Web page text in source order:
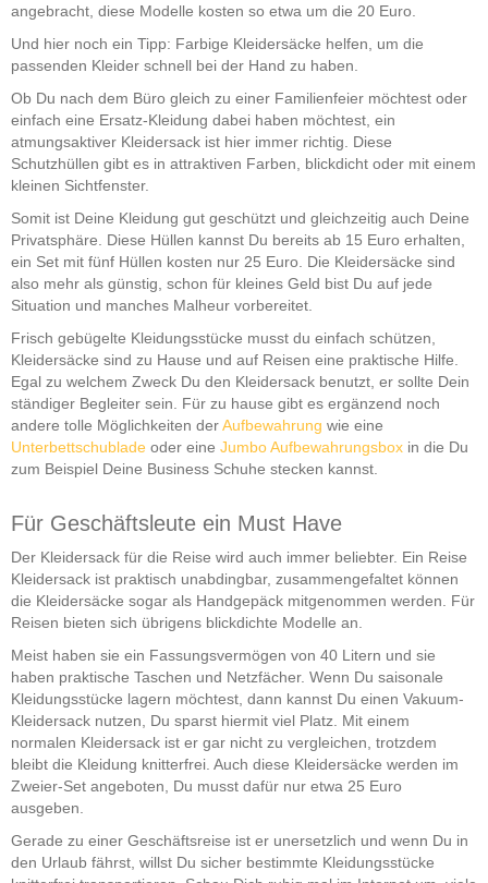
angebracht, diese Modelle kosten so etwa um die 20 Euro.
Und hier noch ein Tipp: Farbige Kleidersäcke helfen, um die
passenden Kleider schnell bei der Hand zu haben.
Ob Du nach dem Büro gleich zu einer Familienfeier möchtest oder
einfach eine Ersatz-Kleidung dabei haben möchtest, ein
atmungsaktiver Kleidersack ist hier immer richtig. Diese
Schutzhüllen gibt es in attraktiven Farben, blickdicht oder mit einem
kleinen Sichtfenster.
Somit ist Deine Kleidung gut geschützt und gleichzeitig auch Deine
Privatsphäre. Diese Hüllen kannst Du bereits ab 15 Euro erhalten,
ein Set mit fünf Hüllen kosten nur 25 Euro. Die Kleidersäcke sind
also mehr als günstig, schon für kleines Geld bist Du auf jede
Situation und manches Malheur vorbereitet.
Frisch gebügelte Kleidungsstücke musst du einfach schützen,
Kleidersäcke sind zu Hause und auf Reisen eine praktische Hilfe.
Egal zu welchem Zweck Du den Kleidersack benutzt, er sollte Dein
ständiger Begleiter sein. Für zu hause gibt es ergänzend noch
andere tolle Möglichkeiten derAufbewahrung wie eine
Unterbettschublade oder eine Jumbo Aufbewahrungsbox in die Du
zum Beispiel Deine Business Schuhe stecken kannst.
Für Geschäftsleute ein Must Have
Der Kleidersack für die Reise wird auch immer beliebter. Ein Reise
Kleidersack ist praktisch unabdingbar, zusammengefaltet können
die Kleidersäcke sogar als Handgepäck mitgenommen werden. Für
Reisen bieten sich übrigens blickdichte Modelle an.
Meist haben sie ein Fassungsvermögen von 40 Litern und sie
haben praktische Taschen und Netzfächer. Wenn Du saisonale
Kleidungsstücke lagern möchtest, dann kannst Du einen Vakuum-
Kleidersack nutzen, Du sparst hiermit viel Platz. Mit einem
normalen Kleidersack ist er gar nicht zu vergleichen, trotzdem
bleibt die Kleidung knitterfrei. Auch diese Kleidersäcke werden im
Zweier-Set angeboten, Du musst dafür nur etwa 25 Euro
ausgeben.
Gerade zu einer Geschäftsreise ist er unersetzlich und wenn Du in
den Urlaub fährst, willst Du sicher bestimmte Kleidungsstücke